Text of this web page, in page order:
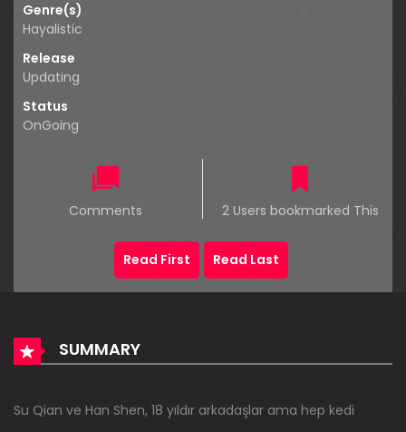
Genre(s)
Hayalistic
Release
Updating
Status
OnGoing
Comments 2 Users bookmarked This
Read First Read Last
SUMMARY
Su Qian ve Han Shen, 18 yıldır arkadaşlar ama hep kedi